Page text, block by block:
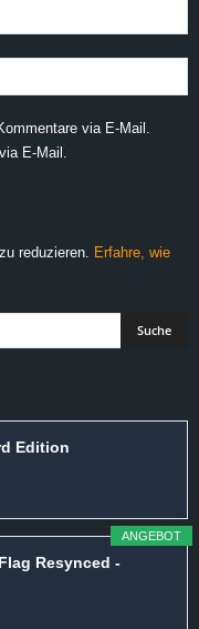
via E-Mail.
E-Mail.
reduzieren. Erfahre, wie
Edition
ANGEBOT
Resynced -